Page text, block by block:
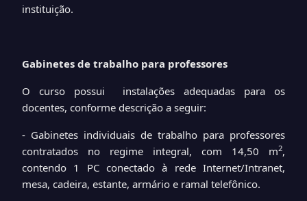
instituição.
Gabinetes de trabalho para professores
O curso possui instalações adequadas para os
docentes, conforme descrição a seguir:
- Gabinetes individuais de trabalho para professores
contratados no regime integral, com 14,50 m2,
contendo 1 PC conectado à rede Internet/Intranet,
mesa, cadeira, estante, armário e ramal telefônico.